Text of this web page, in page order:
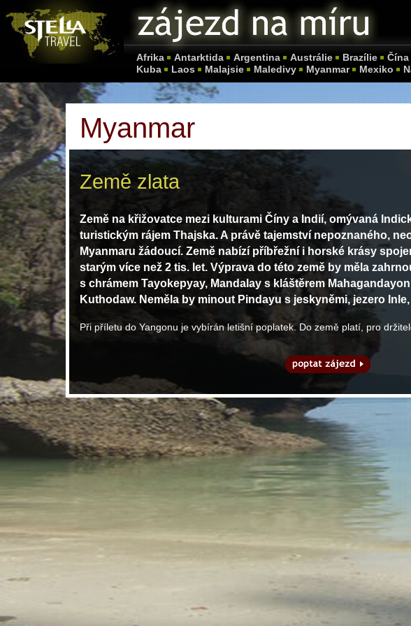
Afrika Antarktida Argentina Austrálie Brazílie Čína
Kuba
Laos Malajsie Maledivy Myanmar Mexiko
Myanmar
Země zlata
Země na křižovatce mezi kulturami Číny a Indií, omývaná
turistickým rájem Thajska. A právě tajemství nepoznaného,
Myanmaru žádoucí. Země nabízí příbřežní i horské krásy
starým více než 2 tis. let. Výprava do této země by měla
s chrámem Tayokepyay, Mandalay s kláštěrem
Kuthodaw. Neměla by minout Pindayu s jeskyněmi, jezero
Při příletu do Yangonu je vybírán letišní poplatek. Do země platí, pro